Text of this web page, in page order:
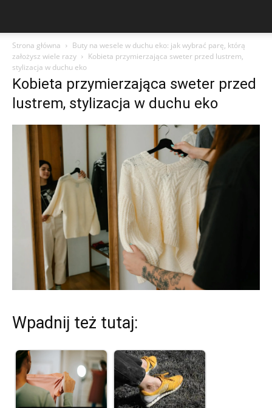
Strona główna
Buty na wesele w duchu eko: jak wybrać parę, którą
założysz wiele razy
Kobieta przymierzająca sweter przed lustrem,
stylizacja w duchu eko
Kobieta przymierzająca sweter przed
lustrem, stylizacja w duchu eko
Wpadnij też tutaj: